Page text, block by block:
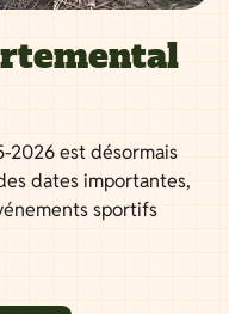
2026 est désormais
dates importantes,
sportifs